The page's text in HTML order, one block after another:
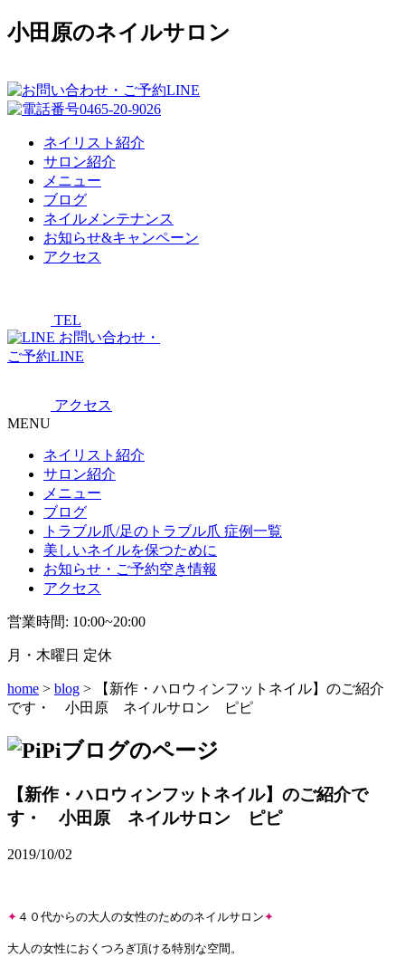
小田原のネイルサロン
ネイリスト紹介
サロン紹介
メニュー
ブログ
ネイルメンテナンス
お知らせ&キャンペーン
アクセス
TEL
お問い合わせ・
ご予約LINE
アクセス
MENU
ネイリスト紹介
サロン紹介
メニュー
ブログ
トラブル爪/足のトラブル爪 症例一覧
美しいネイルを保つために
お知らせ・ご予約空き情報
アクセス
営業時間: 10:00~20:00
月・木曜日 定休
home > blog > 【新作・ハロウィンフットネイル】のご紹介
です・ 小田原 ネイルサロン ピピ
【新作・ハロウィンフットネイル】のご紹介で
す・ 小田原 ネイルサロン ピピ
2019/10/02
✦ ４０代からの大人の女性のためのネイルサロン✦
大人の女性におくつろぎ頂ける特別な空間。